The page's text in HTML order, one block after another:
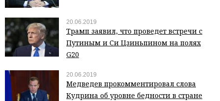
20.06.2019
Трамп заявил, что проведет встречи с
Путиным и Си Цзиньпином на полях
G20
20.06.2019
Медведев прокомментировал слова
Кудрина об уровне бедности в стране